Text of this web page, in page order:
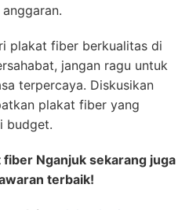
plakat fiber berkualitas di
jangan ragu untuk
terpercaya. Diskusikan
plakat fiber yang
budget.
Nganjuk sekarang juga
terbaik!